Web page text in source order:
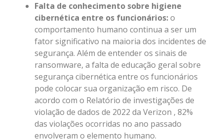
Falta de conhecimento sobre higiene
cibernética entre os funcionários:o
comportamento humano continua a ser um
fator significativo na maioria dos incidentes de
segurança. Além de entender os sinais de
ransomware, a falta de educação geral sobre
segurança cibernética entre os funcionários
pode colocar sua organização em risco. De
acordo com o Relatório de investigações de
violação de dados de 2022 da Verizon , 82%
das violações ocorridas no ano passado
envolveram o elemento humano.